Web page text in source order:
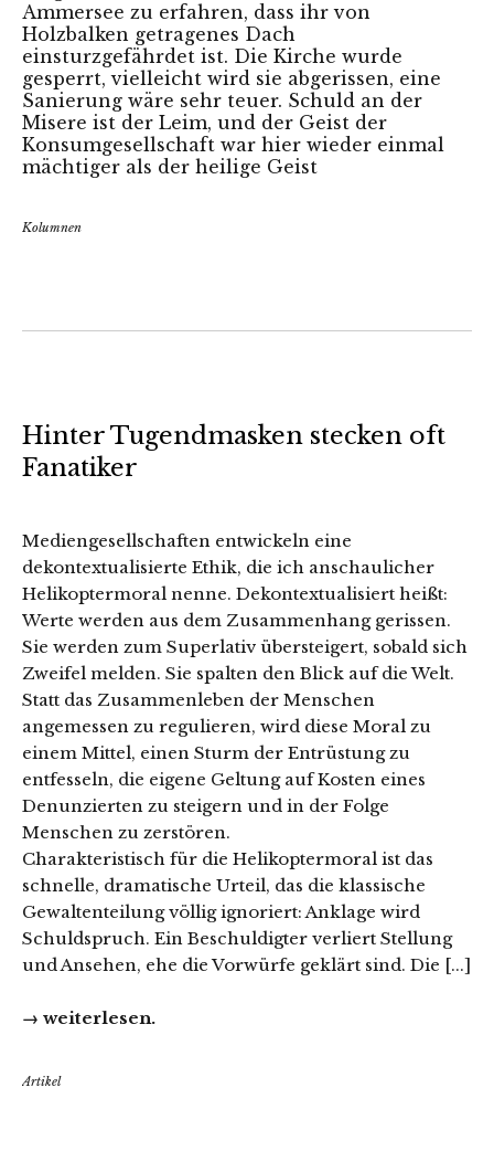
Ammersee zu erfahren, dass ihr von
Holzbalken getragenes Dach
einsturzgefährdet ist. Die Kirche wurde
gesperrt, vielleicht wird sie abgerissen, eine
Sanierung wäre sehr teuer. Schuld an der
Misere ist der Leim, und der Geist der
Konsumgesellschaft war hier wieder einmal
mächtiger als der heilige Geist
Kolumnen
Hinter Tugendmasken stecken oft
Fanatiker
Mediengesellschaften entwickeln eine
dekontextualisierte Ethik, die ich anschaulicher
Helikoptermoral nenne. Dekontextualisiert heißt:
Werte werden aus dem Zusammenhang gerissen.
Sie werden zum Superlativ übersteigert, sobald sich
Zweifel melden. Sie spalten den Blick auf die Welt.
Statt das Zusammenleben der Menschen
angemessen zu regulieren, wird diese Moral zu
einem Mittel, einen Sturm der Entrüstung zu
entfesseln, die eigene Geltung auf Kosten eines
Denunzierten zu steigern und in der Folge
Menschen zu zerstören.
Charakteristisch für die Helikoptermoral ist das
schnelle, dramatische Urteil, das die klassische
Gewaltenteilung völlig ignoriert: Anklage wird
Schuldspruch. Ein Beschuldigter verliert Stellung
und Ansehen, ehe die Vorwürfe geklärt sind. Die [...]
→ weiterlesen.
Artikel